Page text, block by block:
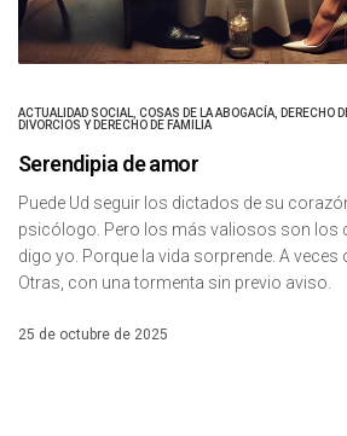
ACTUALIDAD SOCIAL COSAS DE LA ABOGACÍA DERECHO
DIVORCIOS Y DERECHO DE FAMILIA
Serendipia de amor
Puede Ud seguir los dictados de su
psicólogo. Pero los más valiosos son los
digo yo. Porque la vida sorprende. A veces
Otras, con una tormenta sin previo aviso.
25 de octubre de 2025